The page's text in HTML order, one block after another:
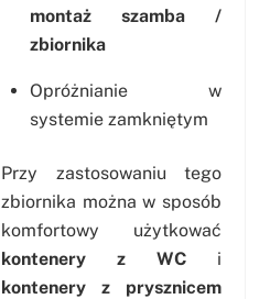
montaż szamba /
zbiornika
Opróżnianie w
systemie zamkniętym
Przy zastosowaniu tego
zbiornika można w sposób
komfortowy użytkować
kontenery z WCi
kontenery z prysznicem